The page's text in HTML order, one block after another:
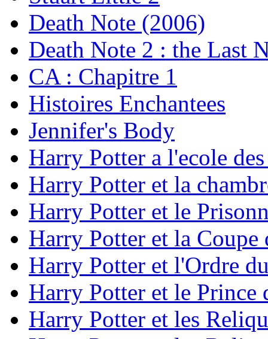
Death Note (2006)
Death Note 2 : the Last
CA : Chapitre 1
Histoires Enchantees
Jennifer's Body
Harry Potter a l'ecole
Harry Potter et la
Harry Potter et le
Harry Potter et la Coupe
Harry Potter et l'Ordre
Harry Potter et le Prince
Harry Potter et les